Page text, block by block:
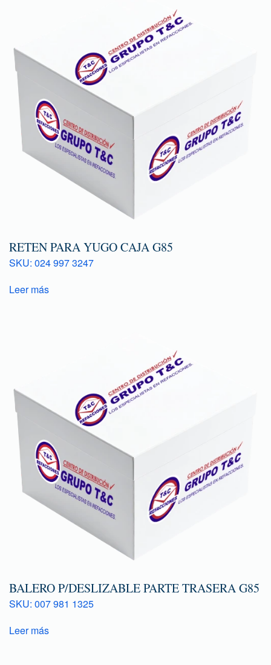
RETEN PARA YUGO CAJA G85
SKU: 024 997 3247
Leer más
BALERO P/DESLIZABLE PARTE TRASERA G85
SKU: 007 981 1325
Leer más